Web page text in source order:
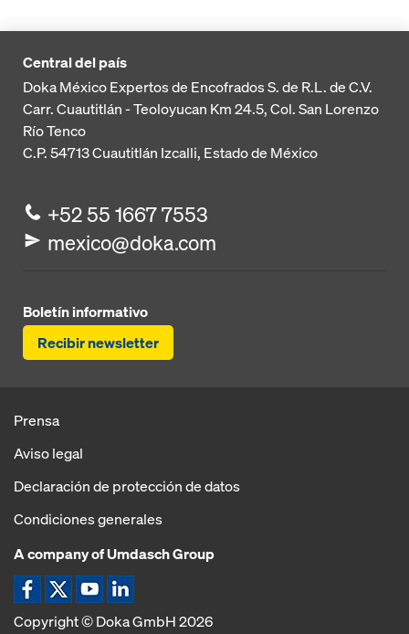
Central del país
Doka México Expertos de Encofrados S. de R.L. de C.V.
Carr. Cuautitlán - Teoloyucan Km 24.5, Col. San Lorenzo
Río Tenco
C.P. 54713Cuautitlán Izcalli, Estado de México
+52 55 1667 7553
mexico@doka.com
Boletín informativo
Recibir newsletter
Prensa
Aviso legal
Declaración de protección de datos
Condiciones generales
A company of Umdasch Group
Copyright © Doka GmbH 2026